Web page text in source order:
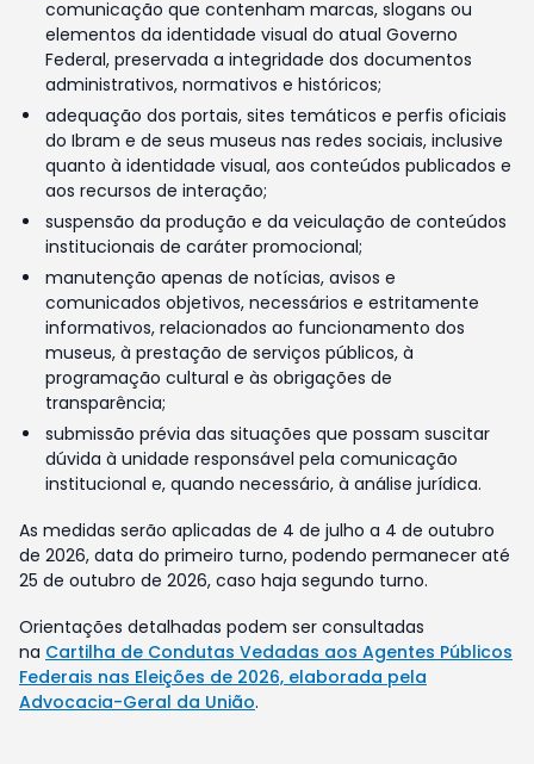
comunicação que contenham marcas, slogans ou
elementos da identidade visual do atual Governo
Federal, preservada a integridade dos documentos
administrativos, normativos e históricos;
adequação dos portais, sites temáticos e perfis oficiais
do Ibram e de seus museus nas redes sociais, inclusive
quanto à identidade visual, aos conteúdos publicados e
aos recursos de interação;
suspensão da produção e da veiculação de conteúdos
institucionais de caráter promocional;
manutenção apenas de notícias, avisos e
comunicados objetivos, necessários e estritamente
informativos, relacionados ao funcionamento dos
museus, à prestação de serviços públicos, à
programação cultural e às obrigações de
transparência;
submissão prévia das situações que possam suscitar
dúvida à unidade responsável pela comunicação
institucional e, quando necessário, à análise jurídica.
As medidas serão aplicadas de 4 de julho a 4 de outubro
de 2026, data do primeiro turno, podendo permanecer até
25 de outubro de 2026, caso haja segundo turno.
Orientações detalhadas podem ser consultadas
na Cartilha de Condutas Vedadas aos Agentes Públicos
Federais nas Eleições de 2026, elaborada pela
Advocacia-Geral da União.